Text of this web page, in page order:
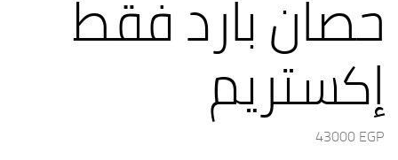
حصان بارد فقط
إكستريم
43000EGP